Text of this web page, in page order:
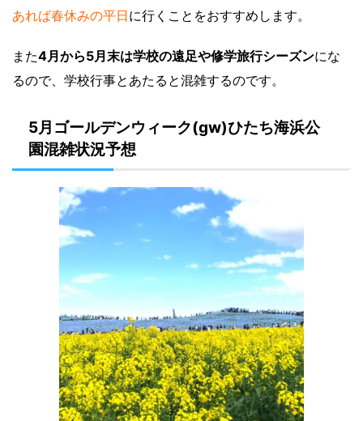
あれば春休みの平日に行くことをおすすめします。
また4月から5月末は学校の遠足や修学旅行シーズンにな
るので、学校行事とあたると混雑するのです。
5月ゴールデンウィーク(gw)ひたち海浜公
園混雑状況予想